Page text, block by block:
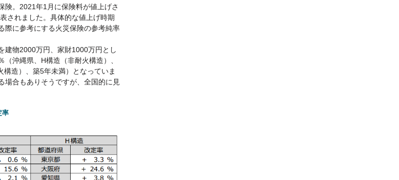
険。2021年1月に保険料が値上げさ
されました。具体的な値上げ時期
際に参考にする火災保険の参考純率
建物2000万円、家財1000万円とし
沖縄県、H構造（非耐火構造）、
造）、築5年未満）となっていま
場合もありそうですが、全国的に見
率